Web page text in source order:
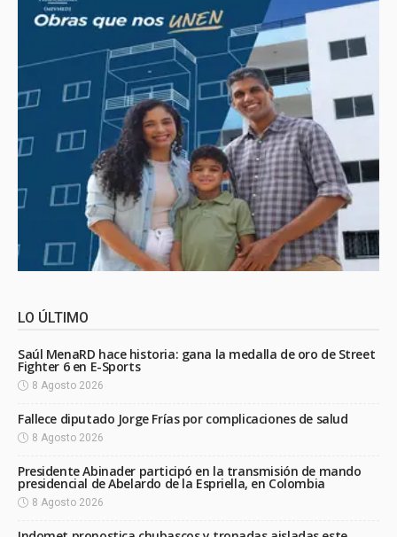
LO ÚLTIMO
Saúl MenaRD hace historia: gana la medalla de oro de Street
Fighter 6 en E-Sports
8 Agosto 2026
Fallece diputado Jorge Frías por complicaciones de salud
8 Agosto 2026
Presidente Abinader participó en la transmisión de mando
presidencial de Abelardo de la Espriella, en Colombia
8 Agosto 2026